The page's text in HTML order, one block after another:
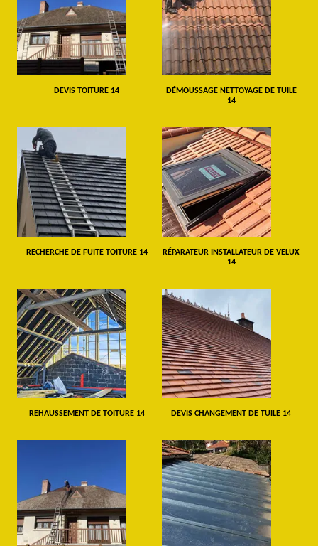
DEVIS TOITURE 14
DÉMOUSSAGE NETTOYAGE DE TUILE
14
RECHERCHE DE FUITE TOITURE 14
RÉPARATEUR INSTALLATEUR DE VELUX
14
REHAUSSEMENT DE TOITURE 14 DEVIS CHANGEMENT DE TUILE 14